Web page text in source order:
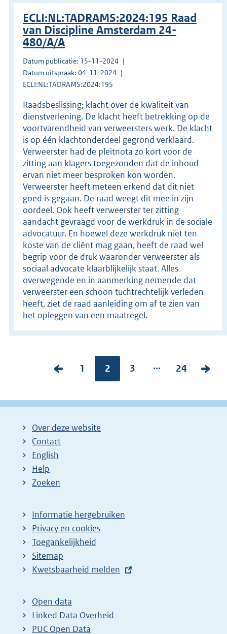
ECLI:NL:TADRAMS:2024:195 Raad
van Discipline Amsterdam 24-
480/A/A
Datum publicatie: 15-11-2024
Datum uitspraak: 04-11-2024
ECLI:NL:TADRAMS:2024:195
Raadsbeslissing; klacht over de kwaliteit van
dienstverlening. De klacht heeft betrekking op de
voortvarendheid van verweersters werk. De klacht
is op één klachtonderdeel gegrond verklaard.
Verweerster had de pleitnota zo kort voor de
zitting aan klagers toegezonden dat de inhoud
ervan niet meer besproken kon worden.
Verweerster heeft meteen erkend dat dit niet
goed is gegaan. De raad weegt dit mee in zijn
oordeel. Ook heeft verweerster ter zitting
aandacht gevraagd voor de werkdruk in de sociale
advocatuur. En hoewel deze werkdruk niet ten
koste van de cliënt mag gaan, heeft de raad wel
begrip voor de druk waaronder verweerster als
sociaal advocate klaarblijkelijk staat. Alles
overwegende en in aanmerking nemende dat
verweerster een schoon tuchtrechtelijk verleden
heeft, ziet de raad aanleiding om af te zien van
het opleggen van een maatregel.
V
r
g
e
p
g
n
a
z
o
k
r
e
P
g
n
1 Pagina:
2
P
g
3 ...
P
g
24
V
l
Over deze website
Contact
English
Help
Zoeken
Informatie hergebruiken
Privacy en cookies
Toegankelijkheid
Sitemap
E
t
e
r
Kwetsbaarheid melden
Open data
Linked Data Overheid
PUC Open Data